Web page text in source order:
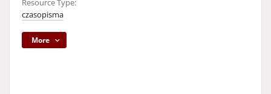
Resource Type:
czasopisma
More